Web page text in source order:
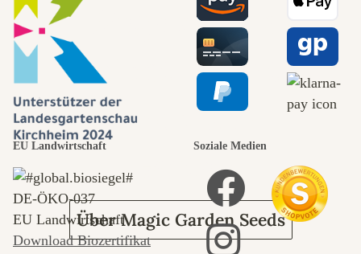
Wege zu uns
selbst führt
durch den
Garten
Über Magic Garden Seeds
EU Landwirtschaft
DE‑ÖKO‑037
EU Landwirtschaft
Download Biozertifikat
Soziale Medien